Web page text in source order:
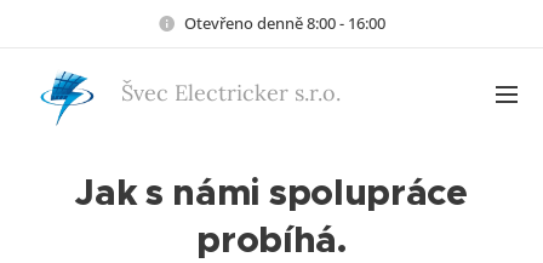
Otevřeno denně 8:00 - 16:00
Švec Electricker s.r.o.
Jak s námi spolupráce
probíhá.